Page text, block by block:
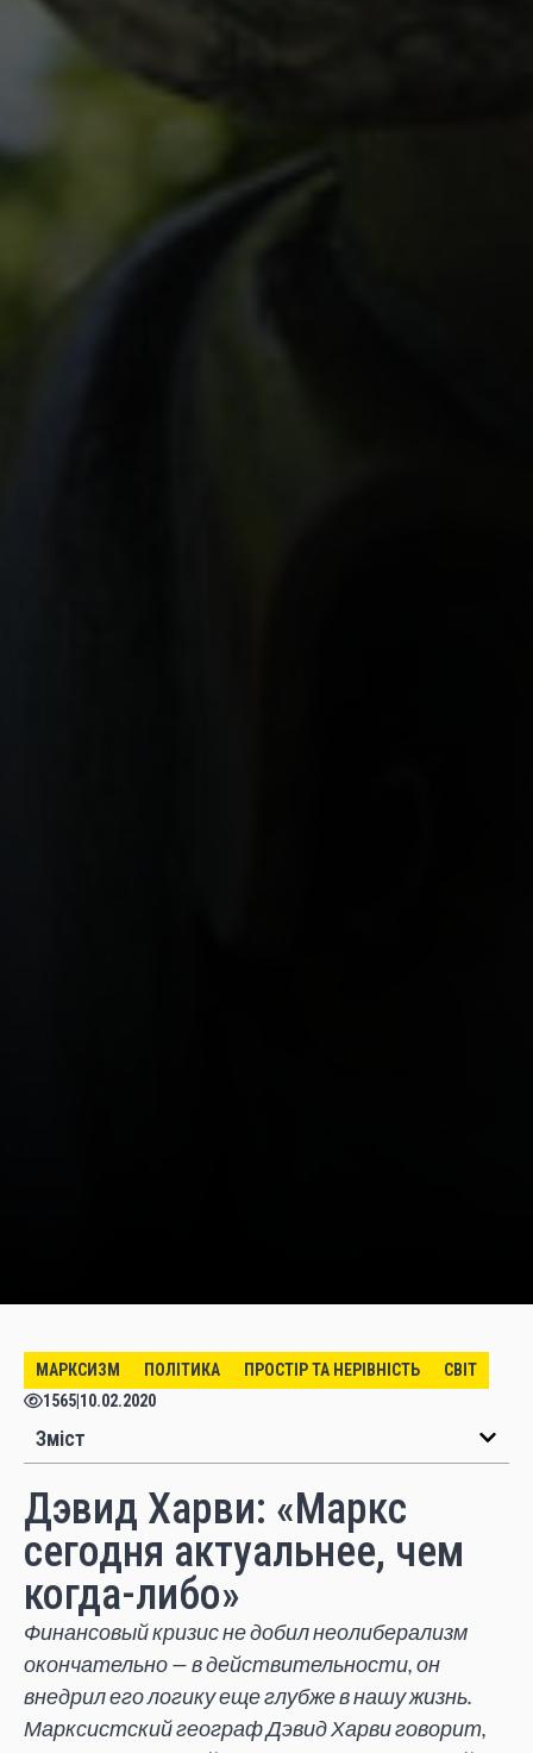
МАРКСИЗМ ПОЛІТИКА ПРОСТІР ТА НЕРІВНІСТЬ
СВІТ
1565 10.02.2020
Зміст
Дэвид Харви: «Маркс
сегодня актуальнее, чем
когда-либо»
Финансовый кризис не добил неолиберализм
окончательно — в действительности, он
внедрил его логику еще глубже в нашу жизнь.
Марксистский географ Дэвид Харви говорит,